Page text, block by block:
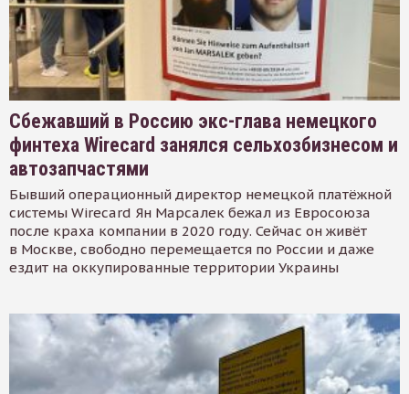
Сбежавший в Россию экс-глава немецкого
финтеха Wirecard занялся сельхозбизнесом и
автозапчастями
Бывший операционный директор немецкой платёжной
системы Wirecard Ян Марсалек бежал из Евросоюза
после краха компании в 2020 году. Сейчас он живёт
в Москве, свободно перемещается по России и даже
ездит на оккупированные территории Украины